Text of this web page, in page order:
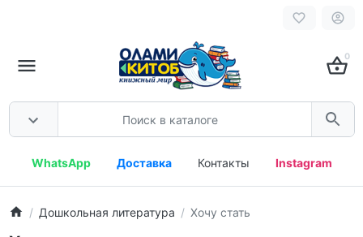
0
WhatsApp Доставка Контакты Instagram
Дошкольная литература Хочу стать